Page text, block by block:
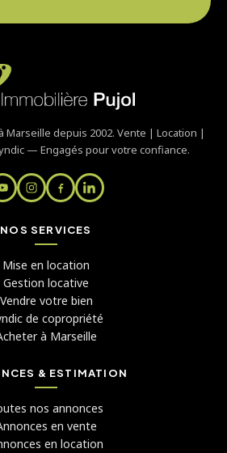
Marseille depuis 2002. Vente | Location |
— Engagés pour votre confiance.
NOS SERVICES
Mise en location
Gestion locative
Vendre votre bien
de copropriété
à Marseille
& ESTIMATION
nos annonces
en vente
en location